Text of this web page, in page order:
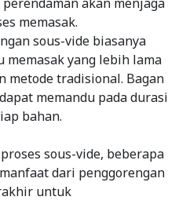
memasak.
sous-vide biasanya
yang lebih lama
metode tradisional. Bagan
memandu pada durasi
bahan.
sous-vide, beberapa
dari penggorengan
untuk